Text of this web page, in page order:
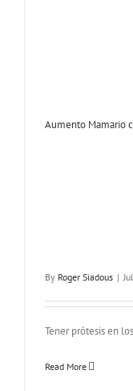
Aumento Mamario
By Roger Siadous |
Tener prótesis en
Read More